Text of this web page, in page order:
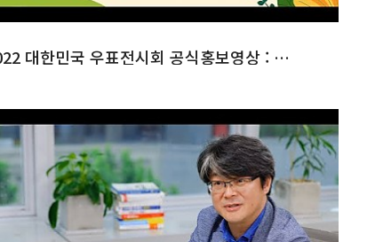
2022 대한민국 우표전시회 공식홍보영상 : 체험관(우표박물관)